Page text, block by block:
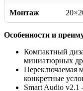
Монтаж
Особенности и
Компактный
миниатюрных
Переключаемая
конкретные
Smart Audio v2.1